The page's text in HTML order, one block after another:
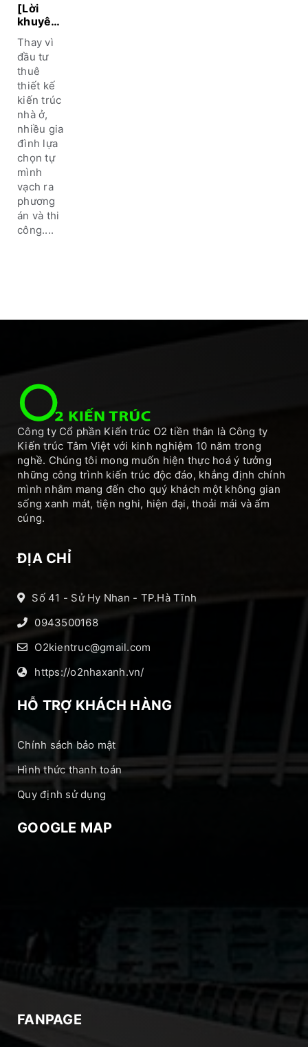
[Lời
khuyên]
thuê
thiết kế
nhà hay
không?
Thay vì
đầu tư
thuê
thiết kế
kiến trúc
nhà ở,
nhiều gia
đình lựa
chọn tự
mình
vạch ra
phương
án và thi
công....
Công ty Cổ phần Kiến trúc O2 tiền thân là Công ty
Kiến trúc Tâm Việt với kinh nghiệm 10 năm trong
nghề. Chúng tôi mong muốn hiện thực hoá ý tưởng
những công trình kiến trúc độc đáo, khẳng định chính
mình nhằm mang đến cho quý khách một không gian
sống xanh mát, tiện nghi, hiện đại, thoải mái và ấm
cúng.
ĐỊA CHỈ
Số 41 - Sử Hy Nhan - TP.Hà Tĩnh
0943500168
O2kientruc@gmail.com
https://o2nhaxanh.vn/
HỖ TRỢ KHÁCH HÀNG
Chính sách bảo mật
Hình thức thanh toán
Quy định sử dụng
GOOGLE MAP
FANPAGE